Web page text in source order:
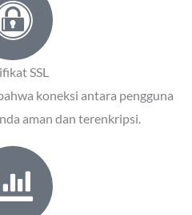
SSL
koneksi antara pengguna
aman dan terenkripsi.